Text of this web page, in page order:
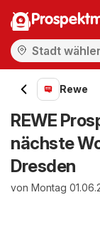
Rewe
REWE
nächste
Dresden
von Montag